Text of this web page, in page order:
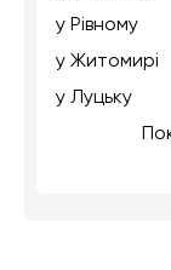
у Рівному
у Житомирі
у Луцьку